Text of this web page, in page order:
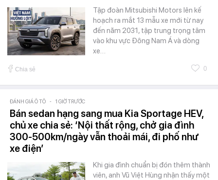
Tập đoàn Mitsubishi Motors lên kế
hoạch ra mắt 13 mẫu xe mới từ nay
đến năm 2031, tập trung trọng tâm
vào khu vực Đông Nam Á và dòng
xe…
Chia sẻ 0
ĐÁNH GIÁ Ô TÔ - 1 GIỜ TRƯỚC
Bán sedan hạng sang mua Kia Sportage HEV,
chủ xe chia sẻ: ‘Nội thất rộng, chở gia đình
300-500km/ngày vẫn thoải mái, đi phố như
xe điện’
Khi gia đình chuẩn bị đón thêm thành
viên, anh Vũ Việt Hùng nhận thấy một